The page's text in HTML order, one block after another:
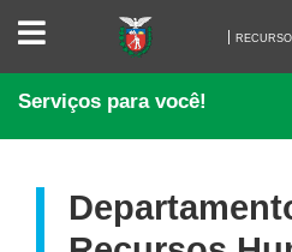
RECURSOS
HUMANOS
Serviços para você!